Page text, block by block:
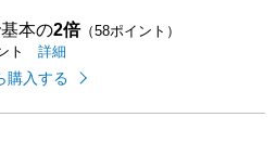
本の2倍（58ポイント）
ト
イオンカードのご利用でたまるポイ
詳細
購入する